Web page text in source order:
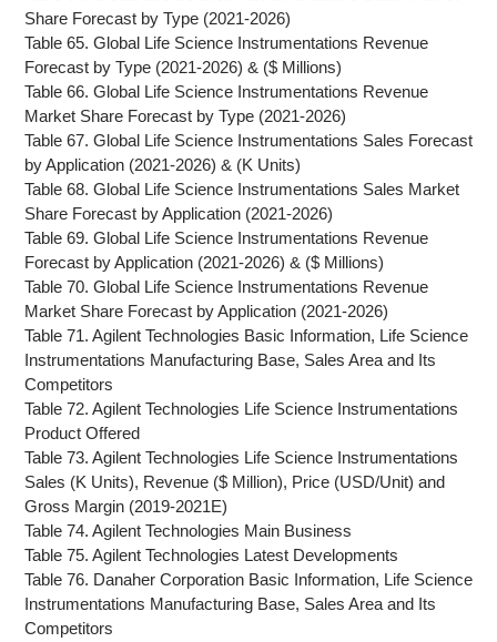
Share Forecast by Type (2021-2026)
Table 65. Global Life Science Instrumentations Revenue
Forecast by Type (2021-2026) & ($ Millions)
Table 66. Global Life Science Instrumentations Revenue
Market Share Forecast by Type (2021-2026)
Table 67. Global Life Science Instrumentations Sales Forecast
by Application (2021-2026) & (K Units)
Table 68. Global Life Science Instrumentations Sales Market
Share Forecast by Application (2021-2026)
Table 69. Global Life Science Instrumentations Revenue
Forecast by Application (2021-2026) & ($ Millions)
Table 70. Global Life Science Instrumentations Revenue
Market Share Forecast by Application (2021-2026)
Table 71. Agilent Technologies Basic Information, Life Science
Instrumentations Manufacturing Base, Sales Area and Its
Competitors
Table 72. Agilent Technologies Life Science Instrumentations
Product Offered
Table 73. Agilent Technologies Life Science Instrumentations
Sales (K Units), Revenue ($ Million), Price (USD/Unit) and
Gross Margin (2019-2021E)
Table 74. Agilent Technologies Main Business
Table 75. Agilent Technologies Latest Developments
Table 76. Danaher Corporation Basic Information, Life Science
Instrumentations Manufacturing Base, Sales Area and Its
Competitors